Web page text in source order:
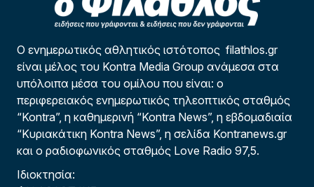
Ο ενημερωτικός αθλητικός ιστότοπος filathlos.gr
είναι μέλος του Kontra Media Group ανάμεσα στα
υπόλοιπα μέσα του ομίλου που είναι: ο
περιφερειακός ενημερωτικός τηλεοπτικός σταθμός
“Kontra”, η καθημερινή “Kontra News”, η εβδομαδιαία
“Κυριακάτικη Kontra News”, η σελίδα Kontranews.gr
και ο ραδιοφωνικός σταθμός Love Radio 97,5.
Ιδιοκτησία: